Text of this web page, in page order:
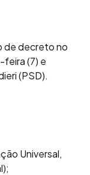
de decreto no
(7) e
(PSD).
Universal,